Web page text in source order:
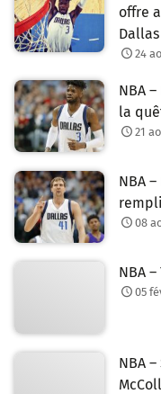
offre
Dallas
24
NBA
la
21
NBA
08
NBA
05
NBA